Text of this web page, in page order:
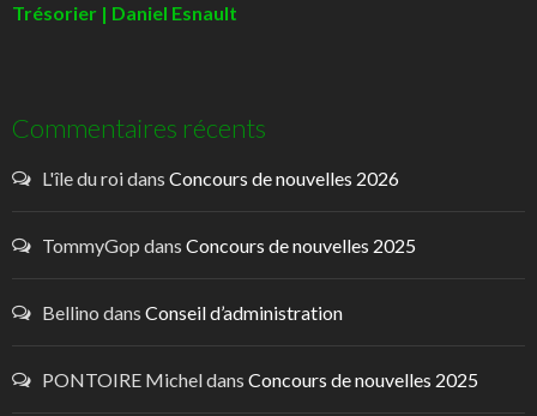
Trésorier | Daniel Esnault
Commentaires récents
L'île du roidans Concours de nouvelles 2026
TommyGop dans Concours de nouvelles 2025
Bellino dans Conseil d’administration
PONTOIRE Micheldans Concours de nouvelles 2025